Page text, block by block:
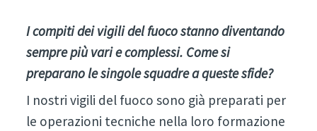
I compiti dei vigili del fuoco stanno diventando
sempre più vari e complessi. Come si
preparano le singole squadre a queste sfide?
I nostri vigili del fuoco sono già preparati per
le operazioni tecniche nella loro formazione